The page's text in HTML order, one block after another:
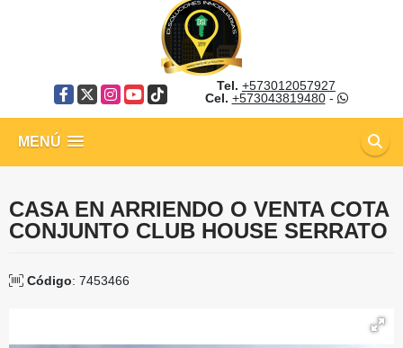
Facebook
X Instagram
YouTube
TikTok
Tel. +573012057927
Cel. +573043819480-
MENÚ
CASA EN ARRIENDO O VENTA COTA
CONJUNTO CLUB HOUSE SERRATO
Código: 7453466